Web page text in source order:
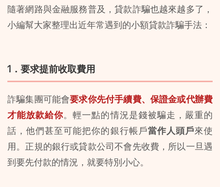
隨著網路與金融服務普及，貸款詐騙也越來越多了，
小編幫大家整理出近年常遇到的小額貸款詐騙手法：
1．要求提前收取費用
詐騙集團可能會要求你先付手續費、保證金或代辦費
才能放款給你。輕一點的情況是錢被騙走，嚴重的
話，他們甚至可能把你的銀行帳戶當作人頭戶來使
用。正規的銀行或貸款公司不會先收費，所以一旦遇
到要先付款的情況，就要特別小心。